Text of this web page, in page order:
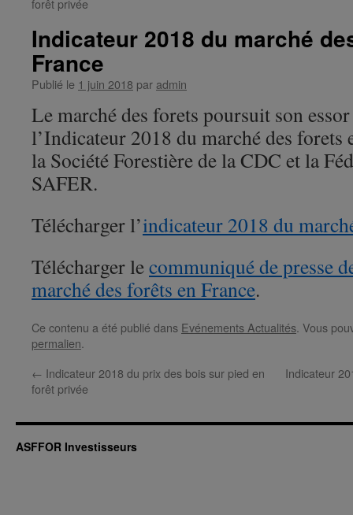
forêt privée
Indicateur 2018 du marché
France
Publié le 1 juin 2018 par admin
Le marché des forets poursuit son
l’Indicateur 2018 du marché des forets
la Société Forestière de la CDC et la
SAFER.
Télécharger l’indicateur 2018 du
Télécharger lecommuniqué de presse
marché des forêts en France.
Ce contenu a été publié dans Evénements Actualités. Vous
permalien.
← Indicateur 2018 du prix des bois sur pied en
forêt privée
Indicateur
ASFFOR Investisseurs